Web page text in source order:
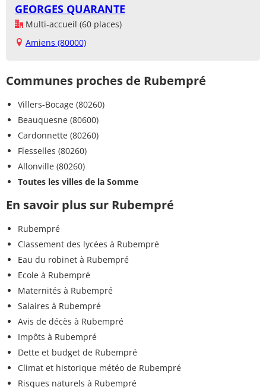
GEORGES QUARANTE
Multi-accueil (60 places)
Amiens (80000)
Communes proches de Rubempré
Villers-Bocage (80260)
Beauquesne (80600)
Cardonnette (80260)
Flesselles (80260)
Allonville (80260)
Toutes les villes de la Somme
En savoir plus sur Rubempré
Rubempré
Classement des lycées à Rubempré
Eau du robinet à Rubempré
Ecole à Rubempré
Maternités à Rubempré
Salaires à Rubempré
Avis de décès à Rubempré
Impôts à Rubempré
Dette et budget de Rubempré
Climat et historique météo de Rubempré
Risques naturels à Rubempré